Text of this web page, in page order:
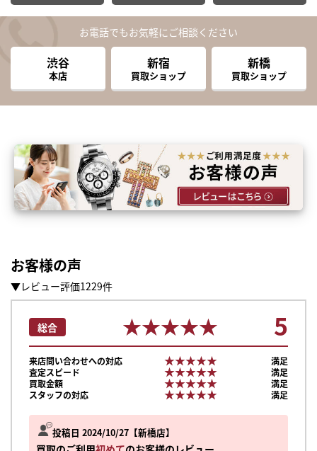
お電話でもお気軽にご相談ください
渋谷
本店
新宿
買取ショップ
新橋
買取ショップ
お客様の声
▼レビュー評価1229件
投稿日 2024/10/27 新橋店
総合 ★★★★★
★★★★★ 5
来店問い合わせへの対応 ★★★★★
★★★★★
満足
査定スピード
★★★★★
★★★★★
満足
買取金額
★★★★★
★★★★★
満足
スタッフの対応
★★★★★
★★★★★ 満足